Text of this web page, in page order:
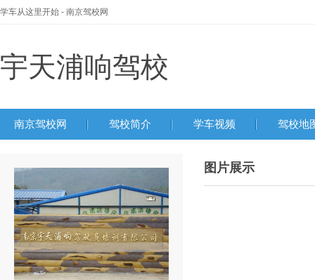
学车从这里开始 - 南京驾校网
宇天浦响驾校
南京驾校网 驾校简介 学车视频 驾校地
图片展示